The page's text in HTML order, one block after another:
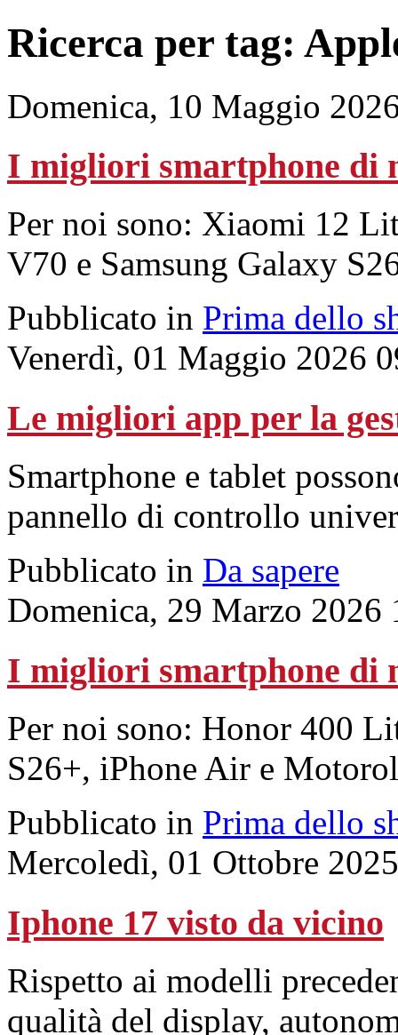
Ricerca per tag:
Domenica, 10 Maggio
I migliori smartphone di
Per noi sono: Xiaomi 12
V70 e Samsung Galaxy
Pubblicato in Prima dello
Venerdì, 01 Maggio 2026
Le migliori app per la
Smartphone e tablet
pannello di controllo
Pubblicato in Da sapere
Domenica, 29 Marzo 2026
I migliori smartphone di
Per noi sono: Honor 400
S26+, iPhone Air e
Pubblicato in Prima dello
Mercoledì, 01 Ottobre
Iphone 17 visto da vicino
Rispetto ai modelli
qualità del display,